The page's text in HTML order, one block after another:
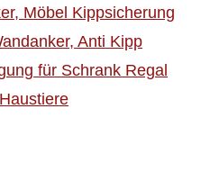
Möbel Kippsicherung
Anti Kipp
für Schrank Regal